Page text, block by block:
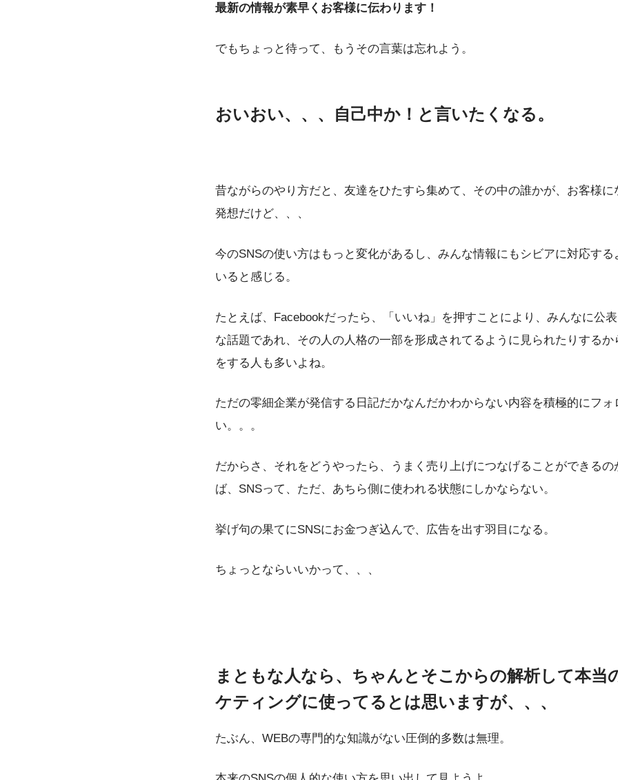
最新の情報が素早くお客様に伝わります！
でもちょっと待って、もうその言葉は忘れよう。
おいおい、、、自己中か！と言いたくなる。
昔ながらのやり方だと、友達をひたすら集めて、その中の誰かが、お客様に
発想だけど、、、
今のSNSの使い方はもっと変化があるし、みんな情報にもシビアに対応する
いると感じる。
たとえば、Facebookだったら、「いいね」を押すことにより、みんなに公
な話題であれ、その人の人格の一部を形成されてるように見られたりするか
をする人も多いよね。
ただの零細企業が発信する日記だかなんだかわからない内容を積極的にフォ
い。。。
だからさ、それをどうやったら、うまく売り上げにつなげることができる
ば、SNSって、ただ、あちら側に使われる状態にしかならない。
挙げ句の果てにSNSにお金つぎ込んで、広告を出す羽目になる。
ちょっとならいいかって、、、
まともな人なら、ちゃんとそこからの解析して本当
ケティングに使ってるとは思いますが、、、
たぶん、WEBの専門的な知識がない圧倒的多数は無理。